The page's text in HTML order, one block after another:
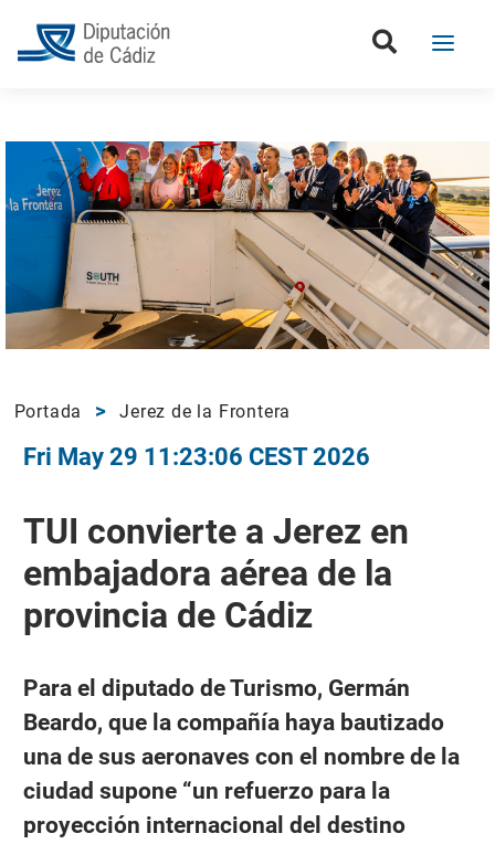
Portada Jerez de la Frontera
Fri May 29 11:23:06 CEST 2026
TUI convierte a Jerez en
embajadora aérea de la
provincia de Cádiz
Para el diputado de Turismo, Germán
Beardo, que la compañía haya bautizado
una de sus aeronaves con el nombre de la
ciudad supone “un refuerzo para la
proyección internacional del destino